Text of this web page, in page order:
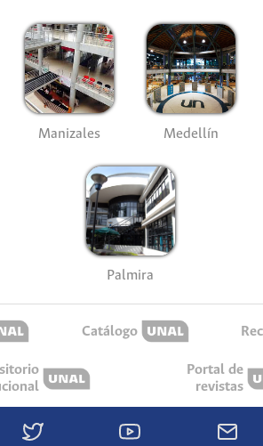
Manizales Medellín
Palmira
Catálogo
Portal de
revistas